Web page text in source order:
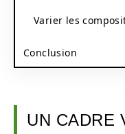
Varier les
Conclusion
UN CADRE